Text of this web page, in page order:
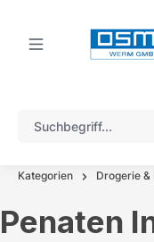
Kategorien Drogerie &
Penaten